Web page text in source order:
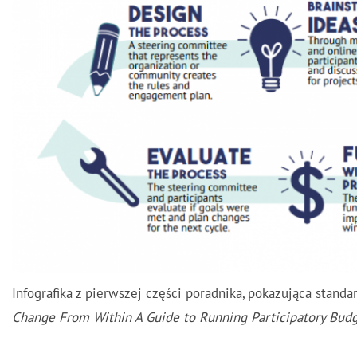
Infografika z pierwszej części poradnika, pokazująca
Change From Within A Guide to Running Participatory